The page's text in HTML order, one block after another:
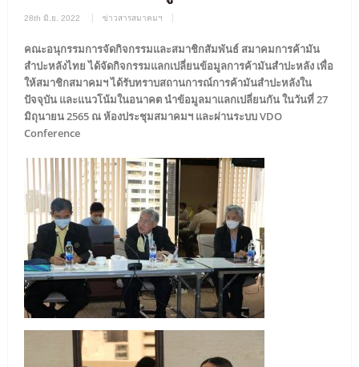
28th มิ.ย. 2022 ข่าวสารสมาคมฯ
คณะอนุกรรมการจัดกิจกรรมและสมาชิกสัมพันธ์ สมาคมการค้ามัน
สำปะหลังไทย ได้จัดกิจกรรมแลกเปลี่ยนข้อมูลการค้ามันสำปะหลัง เพื่อ
ให้สมาชิกสมาคมฯ ได้รับทราบสถานการณ์การค้ามันสำปะหลังใน
ปัจจุบัน และแนวโน้มในอนาคต นำข้อมูลมาแลกเปลี่ยนกัน ในวันที่ 27
มิถุนายน 2565 ณ ห้องประชุมสมาคมฯ และผ่านระบบ VDO
Conference